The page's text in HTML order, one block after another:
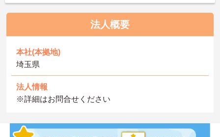
法人概要
本社(本拠地)
埼玉県
法人情報
※詳細はお問合せください